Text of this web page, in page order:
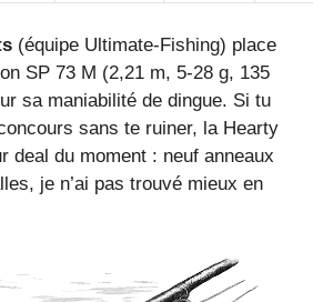
(équipe Ultimate‑Fishing) place
SP 73 M (2,21 m, 5‑28 g, 135
sa maniabilité de dingue. Si tu
sans te ruiner, la Hearty
deal du moment : neuf anneaux
je n’ai pas trouvé mieux en